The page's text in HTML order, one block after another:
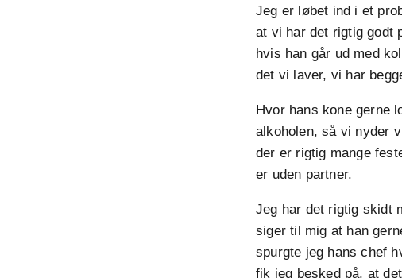
Jeg er løbet ind i et
at vi har det rigtig godt
hvis han går ud med
det vi laver, vi har
Hvor hans kone gerne
alkoholen, så vi nyder
der er rigtig mange
er uden partner.
Jeg har det rigtig skidt
siger til mig at han
spurgte jeg hans chef
fik jeg besked på, at